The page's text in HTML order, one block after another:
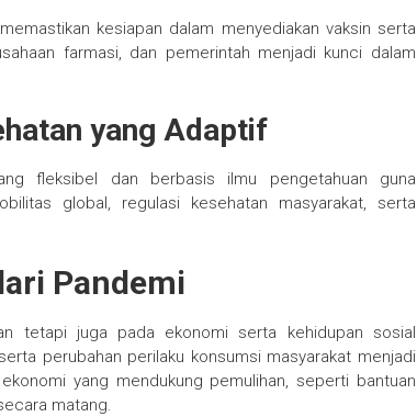
kesiapan dalam menyediakan vaksin serta
farmasi, dan pemerintah menjadi kunci dalam
yang Adaptif
fleksibel dan berbasis ilmu pengetahuan guna
global, regulasi kesehatan masyarakat, serta
Pandemi
tetapi juga pada ekonomi serta kehidupan sosial
perubahan perilaku konsumsi masyarakat menjadi
yang mendukung pemulihan, seperti bantuan
matang.